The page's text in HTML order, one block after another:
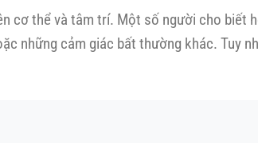
cơ thể và tâm trí. Một số người cho biết
những cảm giác bất thường khác. Tuy